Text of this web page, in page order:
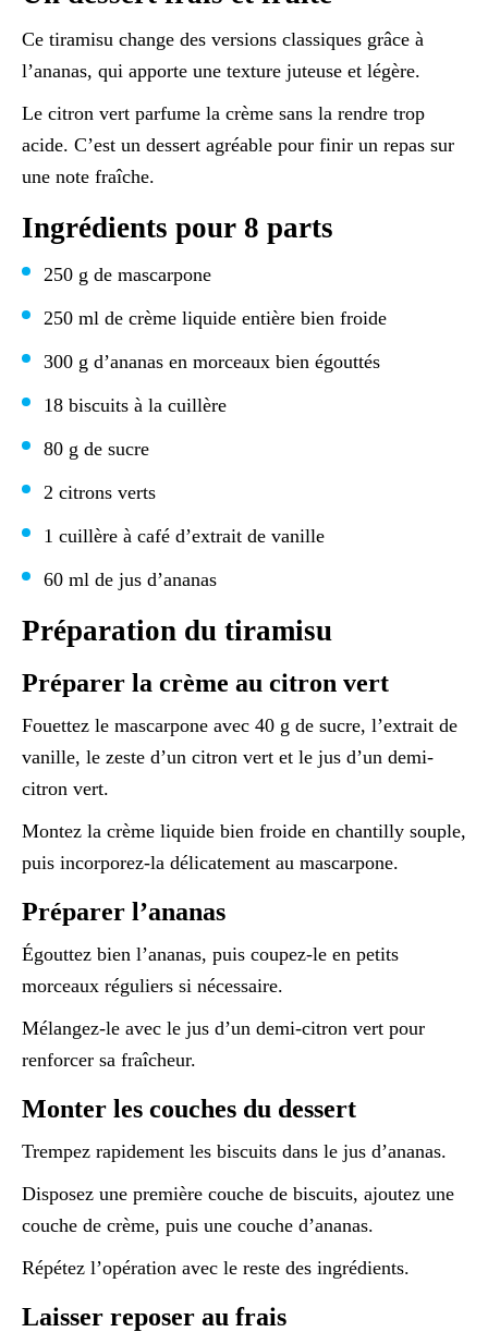
Ce tiramisu change des versions classiques grâce à
l’ananas, qui apporte une texture juteuse et légère.
Le citron vert parfume la crème sans la rendre trop
acide. C’est un dessert agréable pour finir un repas sur
une note fraîche.
Ingrédients pour 8 parts
250 g de mascarpone
250 ml de crème liquide entière bien froide
300 g d’ananas en morceaux bien égouttés
18 biscuits à la cuillère
80 g de sucre
2 citrons verts
1 cuillère à café d’extrait de vanille
60 ml de jus d’ananas
Préparation du tiramisu
Préparer la crème au citron vert
Fouettez le mascarpone avec 40 g de sucre, l’extrait de
vanille, le zeste d’un citron vert et le jus d’un demi-
citron vert.
Montez la crème liquide bien froide en chantilly souple,
puis incorporez-la délicatement au mascarpone.
Préparer l’ananas
Égouttez bien l’ananas, puis coupez-le en petits
morceaux réguliers si nécessaire.
Mélangez-le avec le jus d’un demi-citron vert pour
renforcer sa fraîcheur.
Monter les couches du dessert
Trempez rapidement les biscuits dans le jus d’ananas.
Disposez une première couche de biscuits, ajoutez une
couche de crème, puis une couche d’ananas.
Répétez l’opération avec le reste des ingrédients.
Laisser reposer au frais